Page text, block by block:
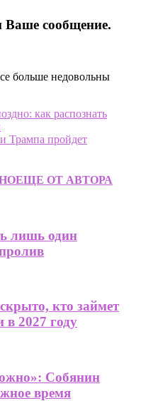
сообщение.
как распознать
Трампа пройдет
ЕЩЕ ОТ АВТОРА
лишь один
кто займет
в 2027 году
Собянин
время